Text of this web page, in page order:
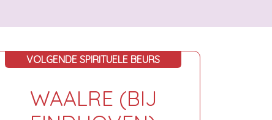
VOLGENDE SPIRITUELE BEURS
WAALRE (BIJ